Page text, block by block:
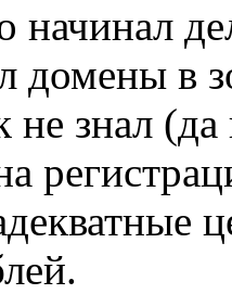
начинал
домены в
не знал